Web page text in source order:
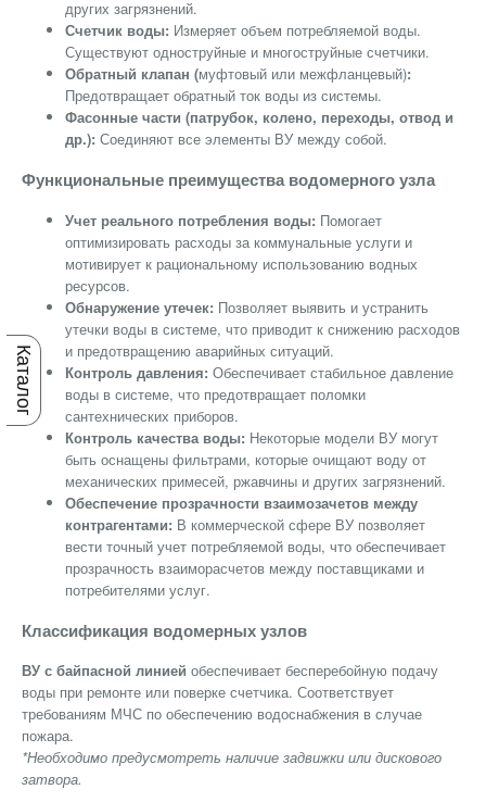
Каталог
других загрязнений.
Счетчик воды: Измеряет объем потребляемой воды.
Существуют одноструйные и многоструйные счетчики.
Обратный клапан (муфтовый или межфланцевый):
Предотвращает обратный ток воды из системы.
Фасонные части (патрубок, колено, переходы, отвод и
др.): Соединяют все элементы ВУ между собой.
Функциональные преимущества водомерного узла
Учет реального потребления воды: Помогает
оптимизировать расходы за коммунальные услуги и
мотивирует к рациональному использованию водных
ресурсов.
Обнаружение утечек: Позволяет выявить и устранить
утечки воды в системе, что приводит к снижению расходов
и предотвращению аварийных ситуаций.
Контроль давления: Обеспечивает стабильное давление
воды в системе, что предотвращает поломки
сантехнических приборов.
Контроль качества воды: Некоторые модели ВУ могут
быть оснащены фильтрами, которые очищают воду от
механических примесей, ржавчины и других загрязнений.
Обеспечение прозрачности взаимозачетов между
контрагентами: В коммерческой сфере ВУ позволяет
вести точный учет потребляемой воды, что обеспечивает
прозрачность взаиморасчетов между поставщиками и
потребителями услуг.
Классификация водомерных узлов
ВУ с байпасной линией обеспечивает бесперебойную подачу
воды при ремонте или поверке счетчика. Соответствует
требованиям МЧС по обеспечению водоснабжения в случае
пожара.
*Необходимо предусмотреть наличие задвижки или дискового
затвора.